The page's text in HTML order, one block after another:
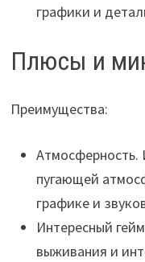
графики и
Плюсы и
Преимущества:
Атмосферность.
пугающей
графике и
Интересный
выживания и